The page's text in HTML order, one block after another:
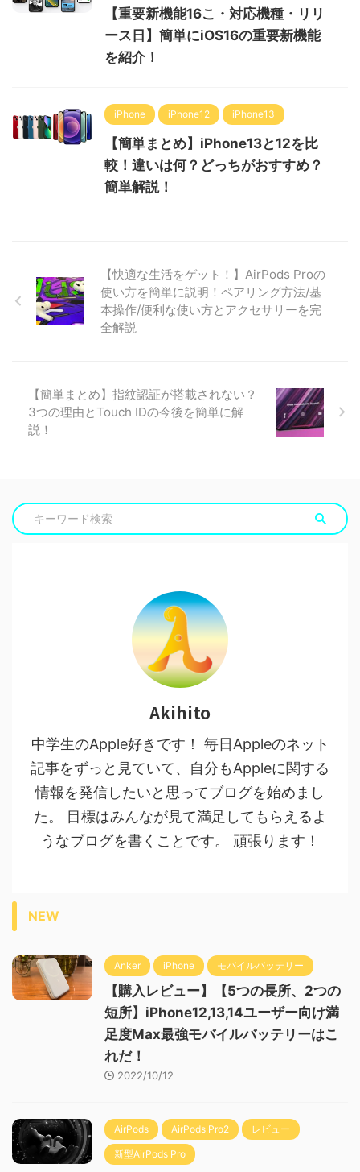
【重要新機能16こ・対応機種・リリ
ース日】簡単にiOS16の重要新機能
を紹介！
iPhone iPhone12 iPhone13
【簡単まとめ】iPhone13と12を比
較！違いは何？どっちがおすすめ？
簡単解説！
【快適な生活をゲット！】AirPods Proの
使い方を簡単に説明！ペアリング方法/基
本操作/便利な使い方とアクセサリーを完
全解説
【簡単まとめ】指紋認証が搭載されない？
3つの理由とTouch IDの今後を簡単に解
説！
Akihito
中学生のApple好きです！ 毎日Appleのネット
記事をずっと見ていて、自分もAppleに関する
情報を発信したいと思ってブログを始めまし
た。 目標はみんなが見て満足してもらえるよ
うなブログを書くことです。 頑張ります！
NEW
Anker iPhone モバイルバッテリー
【購入レビュー】【5つの長所、2つの
短所】iPhone12,13,14ユーザー向け満
足度Max最強モバイルバッテリーはこ
れだ！
2022/10/12
AirPods AirPods Pro2 レビュー
新型AirPods Pro